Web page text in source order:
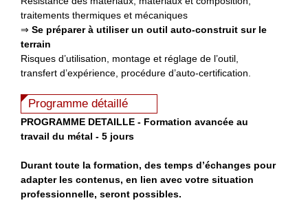
traitements thermiques et mécaniques
⇒ Se préparer à utiliser un outil auto-construit sur le
terrain
Risques d’utilisation, montage et réglage de l’outil,
transfert d’expérience, procédure d’auto-certification.
Programme détaillé
PROGRAMME DETAILLE - Formation avancée au
travail du métal - 5 jours
Durant toute la formation, des temps d’échanges pour
adapter les contenus, en lien avec votre situation
professionnelle, seront possibles.